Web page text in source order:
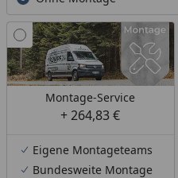
Montage-Service
+ 264,83 €
Eigene Montageteams
Bundesweite Montage